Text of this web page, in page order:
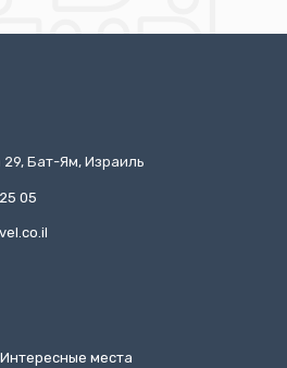
Бат-Ям, Израиль
05
Интересные места